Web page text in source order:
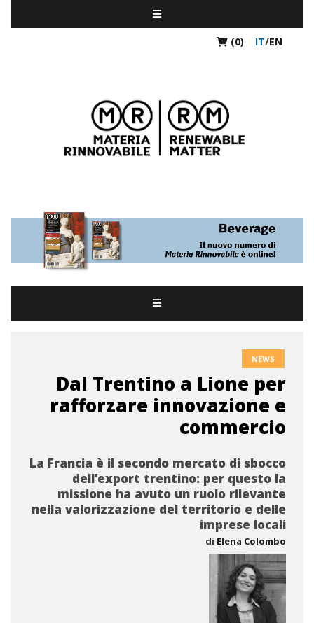
(0) IT/EN
NEWS
Dal Trentino a Lione per
rafforzare innovazione e
commercio
La Francia è il secondo mercato di sbocco
dell’export trentino: per questo la
missione ha avuto un ruolo rilevante
nella valorizzazione del territorio e delle
imprese locali
di Elena Colombo